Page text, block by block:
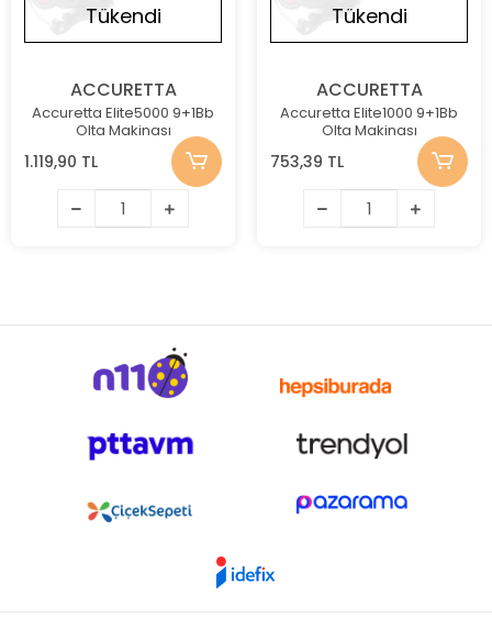
Tükendi
ACCURETTA
Accuretta Elite5000 9+1Bb
Olta Makinası
1.119,90 TL
Tükendi
ACCURETTA
Accuretta Elite1000 9+1Bb
Olta Makinası
753,39 TL